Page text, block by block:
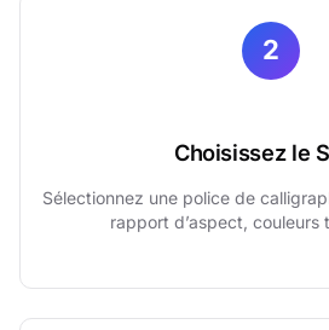
2
Choisissez le
Sélectionnez une police de
rapport d’aspect, couleurs